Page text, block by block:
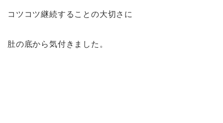
コツコツ継続することの大切さに
肚の底から気付きました。